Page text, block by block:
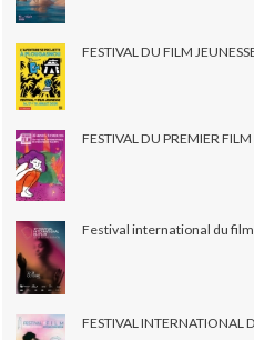
FESTIVAL DU FILM
FESTIVAL DU PREMIER
Festival international du film
FESTIVAL INTERNATIONAL